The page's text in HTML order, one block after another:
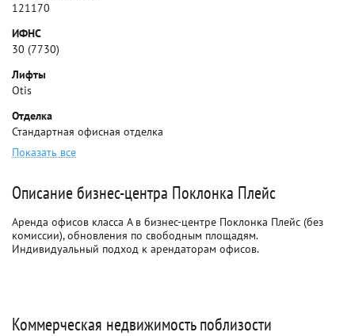
121170
ИФНС
30 (7730)
Лифты
Otis
Отделка
Стандартная офисная отделка
Показать все
Описание бизнес-центра Поклонка Плейс
Аренда офисов класса A в бизнес-центре Поклонка Плейс (без
комиссии), обновления по свободным площадям.
Индивидуальный подход к арендаторам офисов.
Коммерческая недвижимость поблизости